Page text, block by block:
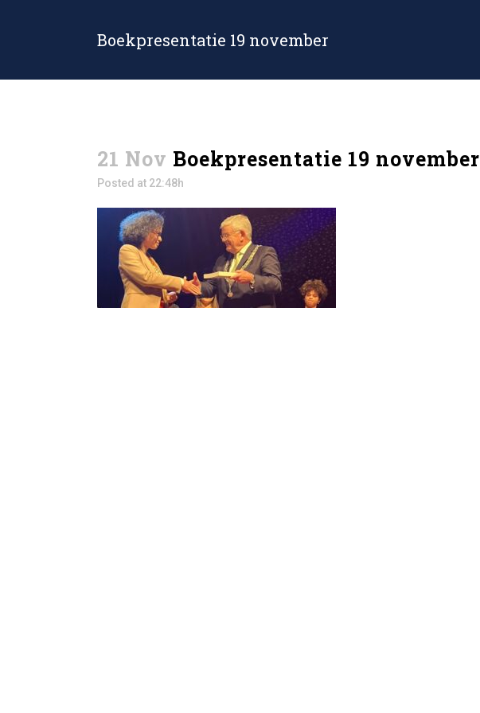
Boekpresentatie 19 november
21 Nov Boekpresentatie 19 november
Posted at 22:48h